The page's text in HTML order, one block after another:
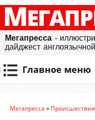
М
Мегапресса -
дайджест
Главное меню
Мегапресса » Происшествия